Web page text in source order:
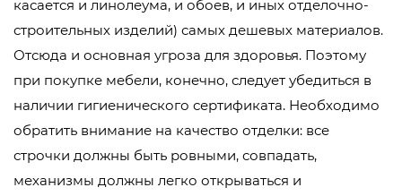
касается и линолеума, и обоев, и иных отделочно-
строительных изделий) самых дешевых материалов.
Отсюда и основная угроза для здоровья. Поэтому
при покупке мебели, конечно, следует убедиться в
наличии гигиенического сертификата. Необходимо
обратить внимание на качество отделки: все
строчки должны быть ровными, совпадать,
механизмы должны легко открываться и